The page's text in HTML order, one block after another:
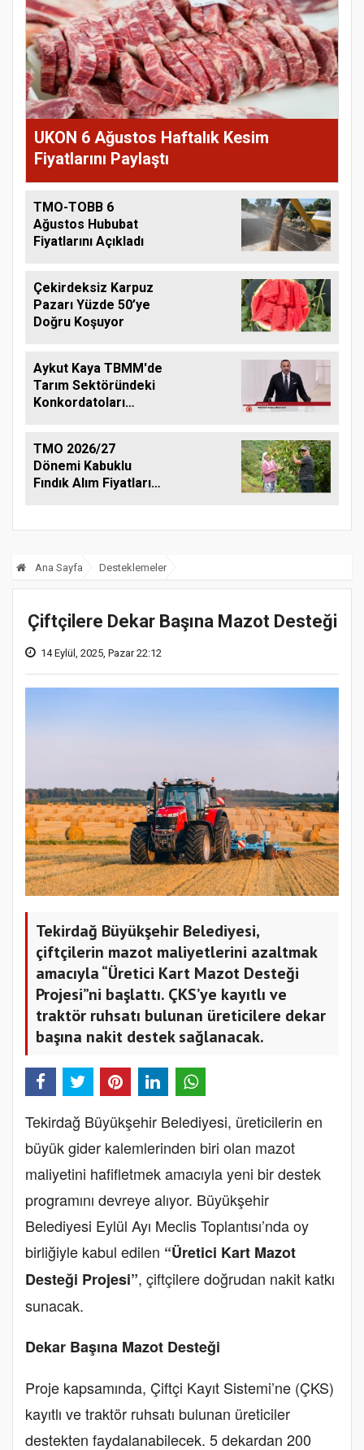
UKON 6 Ağustos Haftalık Kesim
Fiyatlarını Paylaştı
TMO-TOBB 6
Ağustos Hububat
Fiyatlarını Açıkladı
Çekirdeksiz Karpuz
Pazarı Yüzde 50’ye
Doğru Koşuyor
Aykut Kaya TBMM'de
Tarım Sektöründeki
Konkordatoları
TMO 2026/27
Dönemi Kabuklu
Fındık Alım Fiyatlarını
Ana Sayfa Desteklemeler
Çiftçilere Dekar Başına Mazot Desteği
14 Eylül, 2025, Pazar 22:12
Tekirdağ Büyükşehir Belediyesi,
çiftçilerin mazot maliyetlerini azaltmak
amacıyla “Üretici Kart Mazot Desteği
Projesi”ni başlattı. ÇKS’ye kayıtlı ve
traktör ruhsatı bulunan üreticilere dekar
başına nakit destek sağlanacak.
Tekirdağ Büyükşehir Belediyesi, üreticilerin en
büyük gider kalemlerinden biri olan mazot
maliyetini hafifletmek amacıyla yeni bir destek
programını devreye alıyor. Büyükşehir
Belediyesi Eylül Ayı Meclis Toplantısı’nda oy
birliğiyle kabul edilen “Üretici Kart Mazot
Desteği Projesi”, çiftçilere doğrudan nakit katkı
sunacak.
Dekar Başına Mazot Desteği
Proje kapsamında, Çiftçi Kayıt Sistemi’ne (ÇKS)
kayıtlı ve traktör ruhsatı bulunan üreticiler
destekten faydalanabilecek. 5 dekardan 200